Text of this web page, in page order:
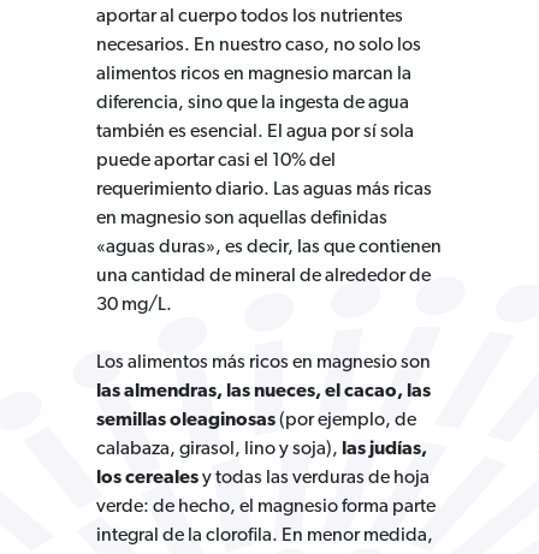
aportar al cuerpo todos los nutrientes
necesarios. En nuestro caso, no solo los
alimentos ricos en magnesio marcan la
diferencia, sino que la ingesta de agua
también es esencial. El agua por sí sola
puede aportar casi el 10% del
requerimiento diario. Las aguas más ricas
en magnesio son aquellas definidas
«aguas duras», es decir, las que contienen
una cantidad de mineral de alrededor de
30 mg/L.
Los alimentos más ricos en magnesio son
las almendras, las nueces, el cacao, las
semillas oleaginosas(por ejemplo, de
calabaza, girasol, lino y soja), las judías,
los cerealesy todas las verduras de hoja
verde: de hecho, el magnesio forma parte
integral de la clorofila. En menor medida,